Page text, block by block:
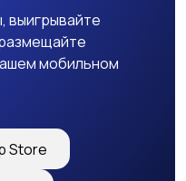
выигрывайте
мобильном
Store